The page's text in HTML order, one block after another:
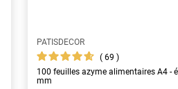
PATISDECOR
69
100 feuilles azyme alimentaires A4 -
mm